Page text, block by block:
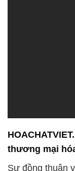
thương mại
Sự đồng thuận